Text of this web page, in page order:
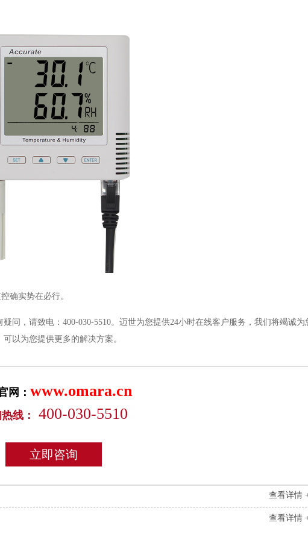
确实势在必行。
问，请致电： 400-030-5510。迈世为您提供24小时在线客户服务，我们将竭诚为
以为您提供更多的解决方案。
网： www.omara.cn
线： 400-030-5510
立即咨询
查看详情
查看详情